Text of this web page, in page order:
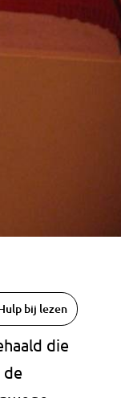
bij lezen
die